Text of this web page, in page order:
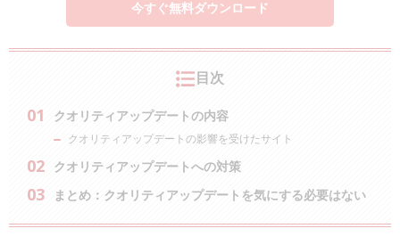
今すぐ無料ダウンロード
目次
クオリティアップデートの内容
クオリティアップデートの影響を受けたサイト
クオリティアップデートへの対策
まとめ：クオリティアップデートを気にする必要はない